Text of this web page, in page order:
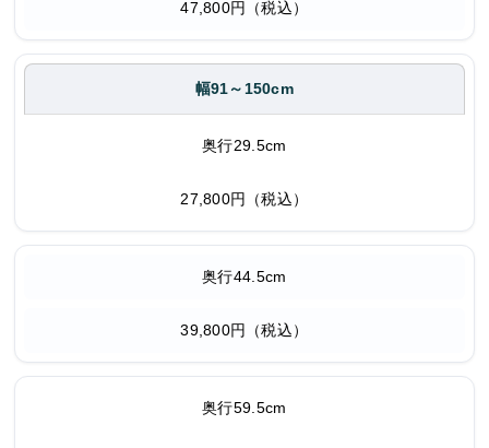
47,800円（税込）
幅91～150cm
奥行29.5cm
27,800円（税込）
奥行44.5cm
39,800円（税込）
奥行59.5cm